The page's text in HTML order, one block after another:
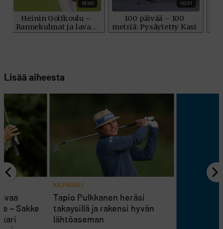
Lisää aiheesta
KILPAGOLF
Tapio Pulkkanen heräsi
takaysillä ja rakensi hyvän
lähtöaseman
– Sakke